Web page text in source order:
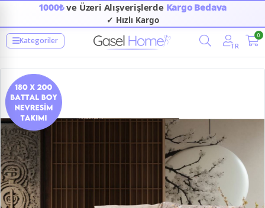
1000₺ve Üzeri Alışverişlerde Kargo Bedava
✓ Hızlı Kargo
Kategoriler
TR
0